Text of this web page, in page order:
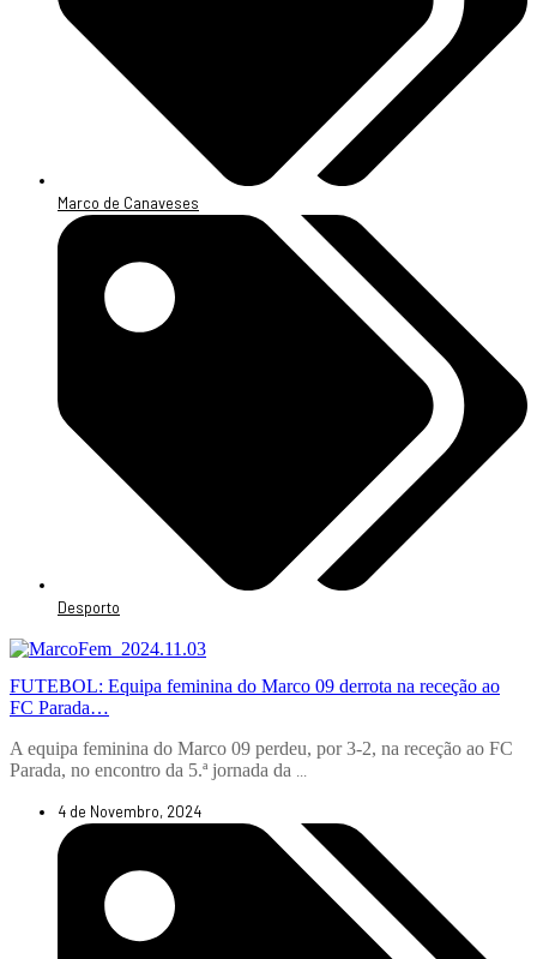
Marco de Canaveses
Desporto
FUTEBOL: Equipa feminina do Marco 09 derrota na receção ao
FC Parada…
A equipa feminina do Marco 09 perdeu, por 3-2, na receção ao FC
Parada, no encontro da 5.ª jornada da ...
4 de Novembro, 2024